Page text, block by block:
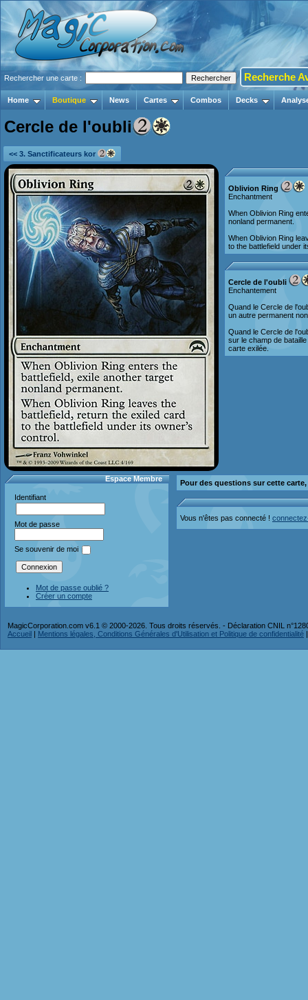
Rechercher une carte : Recherche
Home Boutique News Cartes Combos Decks
Cercle de l'oubli
<< 3. Sanctificateurs kor
Oblivion Ring
Enchantment
When Oblivion Ring
nonland permanent.
When Oblivion Ring
to the battlefield under
Cercle de l'oubli
Enchantement
Quand le Cercle de
un autre permanent
Quand le Cercle de
sur le champ de
carte exilée.
Espace Membre
Identifiant
Mot de passe
Se souvenir de moi
Mot de passe oublié ?
Créer un compte
Pour des questions sur cette
Vous n'êtes pas connecté !
MagicCorporation.com v6.1 © 2000-2026. Tous droits réservés. - Déclaration CNIL
Accueil | Mentions légales, Conditions Générales d'Utilisation et Politique de confidentialité